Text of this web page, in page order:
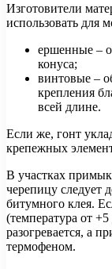
Изготовители
использовать для
ершенные –
конуса;
винтовые –
крепления
всей длине.
Если же, гонт
крепежных
В участках
черепицу следует
битумного клея.
(температура от
разогревается, а
термофеном.